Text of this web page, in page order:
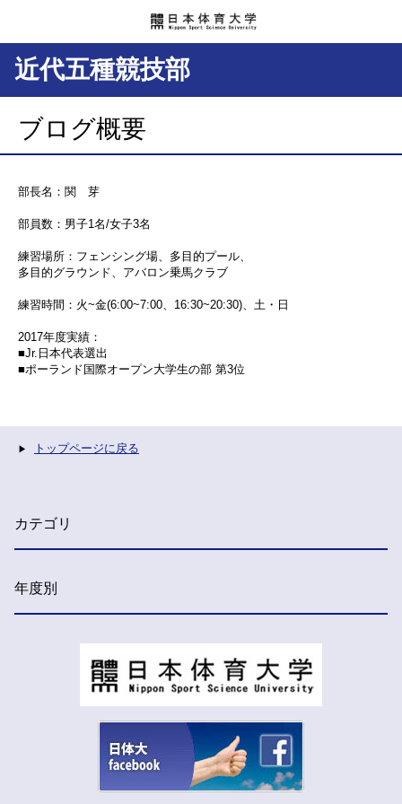
近代五種競技部
ブログ概要
部長名：関 芽
部員数：男子1名/女子3名
練習場所：フェンシング場、多目的プール、
多目的グラウンド、アバロン乗馬クラブ
練習時間：火~金(6:00~7:00、16:30~20:30)、土・日
2017年度実績：
■Jr.日本代表選出
■ポーランド国際オープン大学生の部 第3位
トップページに戻る
カテゴリ
年度別